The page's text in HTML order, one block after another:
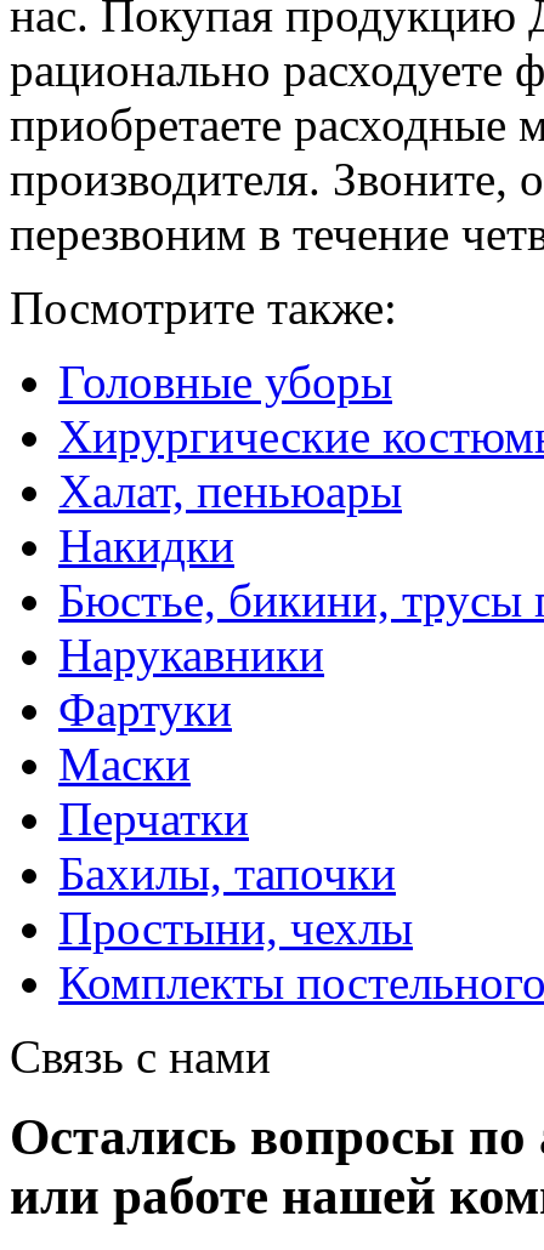
нас. Покупая продукцию
рационально расходуете
приобретаете расходные
производителя. Звоните,
перезвоним в течение
Посмотрите также:
Головные уборы
Хирургические
Халат, пеньюары
Накидки
Бюстье, бикини, трусы
Нарукавники
Фартуки
Маски
Перчатки
Бахилы, тапочки
Простыни, чехлы
Комплекты
Связь с нами
Остались вопросы по
или работе нашей